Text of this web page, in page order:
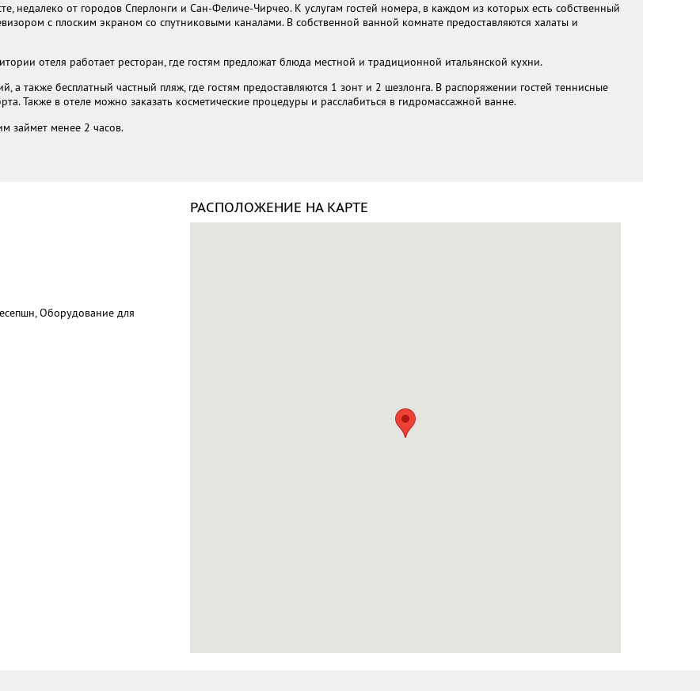
недалеко от городов Сперлонги и Сан-Феличе-Чирчео. К услугам гостей номера, в каждом из которых есть собственный
с плоским экраном со спутниковыми каналами. В собственной ванной комнате предоставляются халаты и
отеля работает ресторан, где гостям предложат блюда местной и традиционной итальянской кухни.
а также бесплатный частный пляж, где гостям предоставляются 1 зонт и 2 шезлонга. В распоряжении гостей теннисные
Также в отеле можно заказать косметические процедуры и расслабиться в гидромассажной ванне.
займет менее 2 часов.
Оборудованиe для
РАСПОЛОЖЕНИЕ НА КАРТЕ